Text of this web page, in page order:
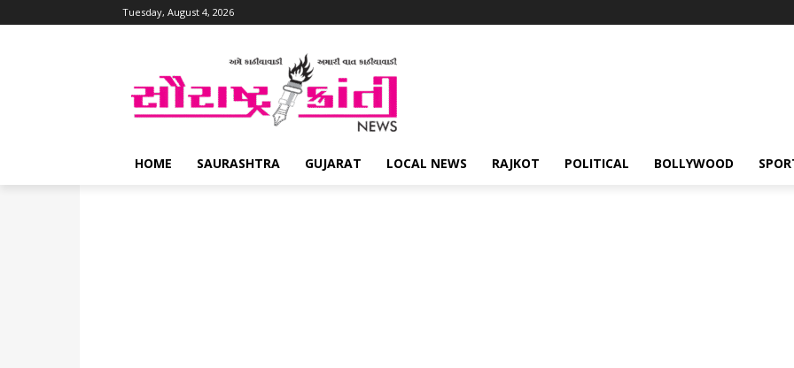
Tuesday, August 4, 2026
HOME SAURASHTRA GUJARAT LOCAL NEWS RAJKOT POLITICAL BOLLYWOOD